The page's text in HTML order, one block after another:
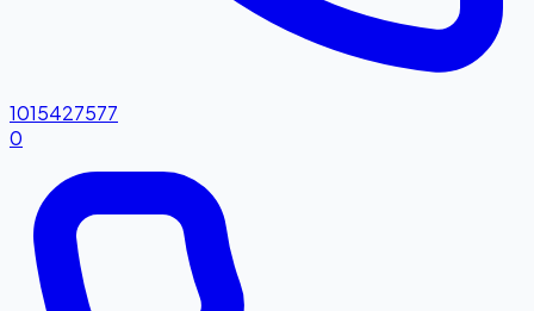
1015427577
0